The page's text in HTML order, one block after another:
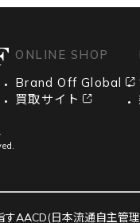
ONLINE SHOP
Brand Off Global
買取サイト
AACD(日本流通自主管